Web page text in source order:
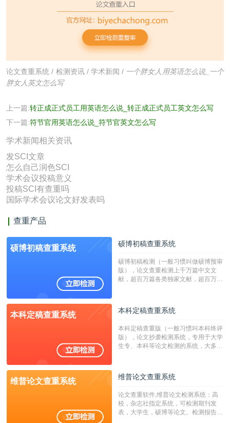
论文查重系统 / 检测资讯/ 学术新闻 / 一个胖女人用英语怎么说_一个
胖女人英文怎么写
上一篇:转正成正式员工用英语怎么说_转正成正式员工英文怎么写
下一篇:符节官用英语怎么说_符节官英文怎么写
学术新闻相关资讯
发SCI文章
怎么自己润色SCI
学术会议投稿意义
投稿SCI有查重吗
国际学术会议论文好发表吗
查重产品
硕博初稿查重系统 硕博初稿查重系统
硕博初稿检测（一般习惯叫做硕博预审
版），论文查重检测上千万篇中文文
献，超百万篇各类独家文献，超百万港
校用来检测硕博论文的系统，检测范围
广，数据来源真实，检测算法合理!本
字符数30万）
本科定稿查重系统 本科定稿查重系统
本科定稿查重版（一般习惯叫本科终评
版），论文抄袭检测系统，专用于大学
生专、本科等论文检测的系统，大多数
维普论文查重系统 维普论文查重系统
论文查重软件,维普论文检测系统：高
校，杂志社指定系统，可检测期刊发
表，大学生，硕博等论文。检测报告支